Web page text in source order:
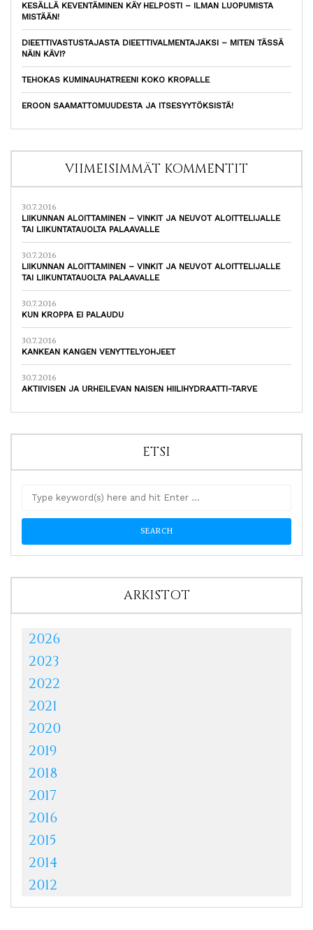
KESÄLLÄ KEVENTÄMINEN KÄY HELPOSTI – ILMAN LUOPUMISTA
MISTÄÄN!
DIEETTIVASTUSTAJASTA DIEETTIVALMENTAJAKSI – MITEN TÄSSÄ
NÄIN KÄVI?
TEHOKAS KUMINAUHATREENI KOKO KROPALLE
EROON SAAMATTOMUUDESTA JA ITSESYYTÖKSISTÄ!
VIIMEISIMMÄT KOMMENTIT
30.7.2016
LIIKUNNAN ALOITTAMINEN – VINKIT JA NEUVOT ALOITTELIJALLE
TAI LIIKUNTATAUOLTA PALAAVALLE
30.7.2016
LIIKUNNAN ALOITTAMINEN – VINKIT JA NEUVOT ALOITTELIJALLE
TAI LIIKUNTATAUOLTA PALAAVALLE
30.7.2016
KUN KROPPA EI PALAUDU
30.7.2016
KANKEAN KANGEN VENYTTELYOHJEET
30.7.2016
AKTIIVISEN JA URHEILEVAN NAISEN HIILIHYDRAATTI-TARVE
ETSI
ARKISTOT
2026
2023
2022
2021
2020
2019
2018
2017
2016
2015
2014
2012